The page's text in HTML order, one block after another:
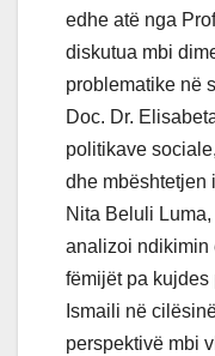
edhe atë nga
diskutua mbi
problematike në
Doc. Dr.
politikave
dhe mbështetjen
Nita Beluli
analizoi ndikimin
fëmijët pa kujdes
Ismaili në
perspektivë mbi